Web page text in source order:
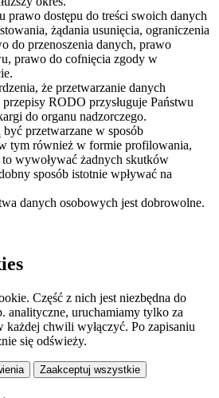
prawo dostępu do treści swoich danych
żądania usunięcia, ograniczenia
do przenoszenia danych, prawo
prawo do cofnięcia zgody w
że przetwarzanie danych
RODO przysługuje Państwu
do organu nadzorczego.
być przetwarzane w sposób
tym również w formie profilowania,
to wywoływać żadnych skutków
sposób istotnie wpływać na
danych osobowych jest dobrowolne.
Część z nich jest niezbędna do
analityczne, uruchamiamy tylko za
każdej chwili wyłączyć. Po zapisaniu
się odświeży.
Zaakceptuj wszystkie